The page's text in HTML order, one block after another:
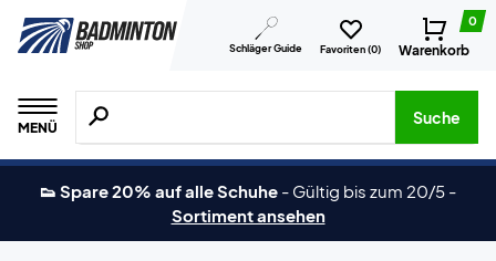
Schläger Guide Favoriten (0)
0
Warenkorb
MENÜ
Suche nach Produkten, Marken usw.
Suche
👟 Spare 20% auf alle Schuhe - Gültig bis zum 20/5 -
Sortiment ansehen